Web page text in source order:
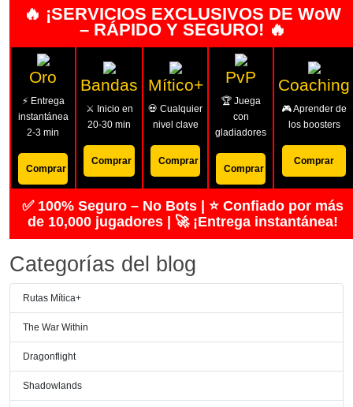
🔥 ¡SERVICIOS EXCLUSIVOS DE WoW
– RÁPIDO Y SEGURO! 🔥
Oro
⚡ Entrega
instantánea
2-3 min
Comprar
Bandas
⚔️ Inicio en
20-30 min
Comprar
Mítico+
💀 Cualquier
nivel clave
Comprar
PvP
🏆 Juega
con
gladiadores
Comprar
Coaching
🎮 Aprender de
los boosters
Comprar
✅ 100% Seguro – No Bots | ⭐ Confiado por más
de 10,000 jugadores | 🚀 ¡Entrega instantánea!
Categorías del blog
Rutas Mítica+
The War Within
Dragonflight
Shadowlands